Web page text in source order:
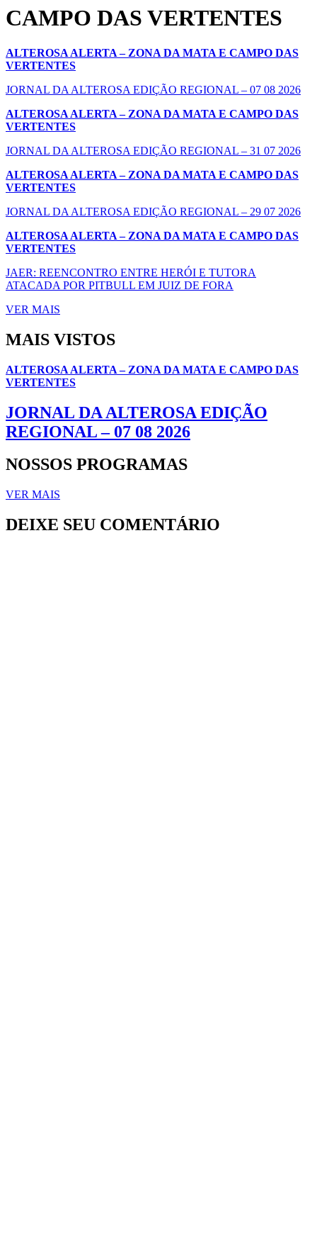
CAMPO DAS VERTENTES
ALTEROSA ALERTA – ZONA DA MATA E CAMPO DAS
VERTENTES
JORNAL DA ALTEROSA EDIÇÃO REGIONAL – 07 08 2026
ALTEROSA ALERTA – ZONA DA MATA E CAMPO DAS
VERTENTES
JORNAL DA ALTEROSA EDIÇÃO REGIONAL – 31 07 2026
ALTEROSA ALERTA – ZONA DA MATA E CAMPO DAS
VERTENTES
JORNAL DA ALTEROSA EDIÇÃO REGIONAL – 29 07 2026
ALTEROSA ALERTA – ZONA DA MATA E CAMPO DAS
VERTENTES
JAER: REENCONTRO ENTRE HERÓI E TUTORA
ATACADA POR PITBULL EM JUIZ DE FORA
VER MAIS
MAIS VISTOS
ALTEROSA ALERTA – ZONA DA MATA E CAMPO DAS
VERTENTES
JORNAL DA ALTEROSA EDIÇÃO
REGIONAL – 07 08 2026
NOSSOS PROGRAMAS
VER MAIS
DEIXE SEU COMENTÁRIO